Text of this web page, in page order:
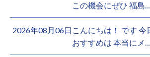
この機会にぜひ 福島…
2026年08月06日こんにちは！ です 今
おすすめは 本当にメ…